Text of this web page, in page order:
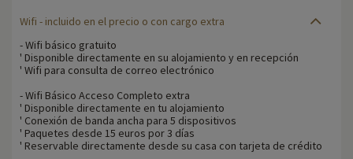
Wifi - incluido en el precio o con cargo extra
- Wifi básico gratuito
' Disponible directamente en su alojamiento y en recepción
' Wifi para consulta de correo electrónico
- Wifi Básico Acceso Completo extra
' Disponible directamente en tu alojamiento
' Conexión de banda ancha para 5 dispositivos
' Paquetes desde 15 euros por 3 días
' Reservable directamente desde su casa con tarjeta de crédito